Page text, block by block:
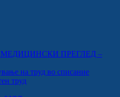
ПРЕГЛЕД –
на труд во списание
труд